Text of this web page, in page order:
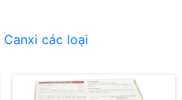
Canxi các loại